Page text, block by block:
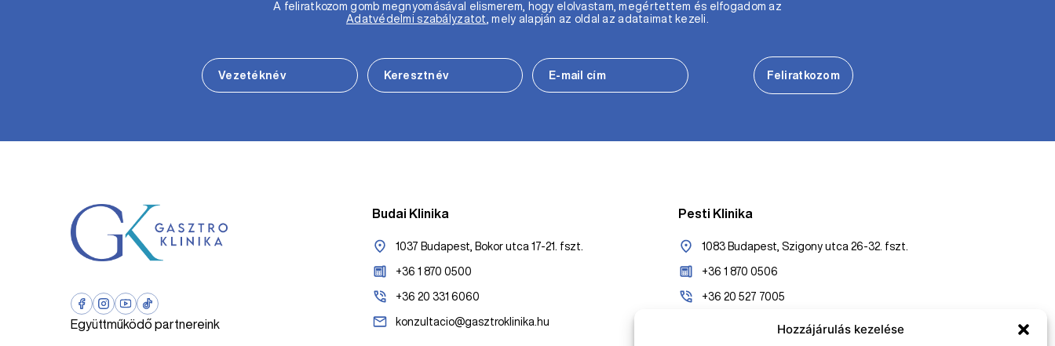
Hozzájárulás kezelése
A feliratkozom gomb megnyomásával elismerem, hogy elolvastam, megértettem és elfogadom az
Adatvédelmi szabályzatot , mely alapján az oldal az adataimat kezeli.
Feliratkozom
Együttműködő partnereink
Budai Klinika
1037 Budapest, Bokor utca 17-21. fszt.
+36 1 870 0500
+36 20 331 6060
konzultacio@gasztroklinika.hu
Pesti Klinika
1083 Budapest, Szigony utca 26-32. fszt.
+36 1 870 0506
+36 20 527 7005